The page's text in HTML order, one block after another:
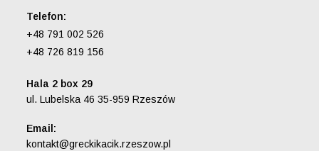
Telefon:
+48 791 002 526
+48 726 819 156
Hala 2 box 29
ul. Lubelska 46 35-959 Rzeszów
Email:
kontakt@greckikacik.rzeszow.pl